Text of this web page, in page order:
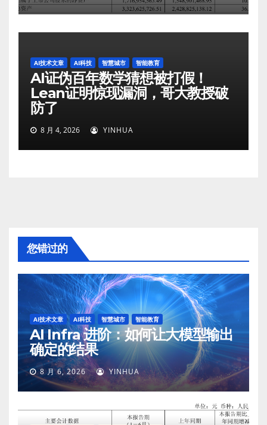
AI技术文章 AI科技 智慧城市 智能教育
AI证伪百年数学猜想被打假！
Lean证明惊现漏洞，哥大教授破
防了
8 月 4, 2026 YINHUA
您错过的
AI技术文章 AI科技 智慧城市 智能教育
AI Infra 进阶：如何让大模型输出
确定的结果
8 月 6, 2026 YINHUA